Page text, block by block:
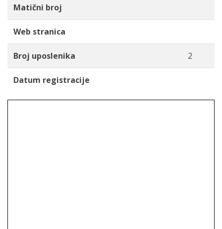
Matični broj
Web stranica
Broj uposlenika 2
Datum registracije